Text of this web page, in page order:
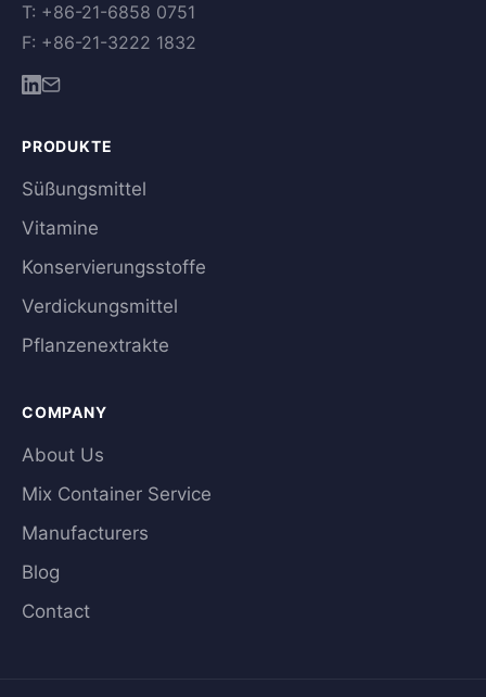
T: +86-21-6858 0751
F: +86-21-3222 1832
PRODUKTE
Süßungsmittel
Vitamine
Konservierungsstoffe
Verdickungsmittel
Pflanzenextrakte
COMPANY
About Us
Mix Container Service
Manufacturers
Blog
Contact